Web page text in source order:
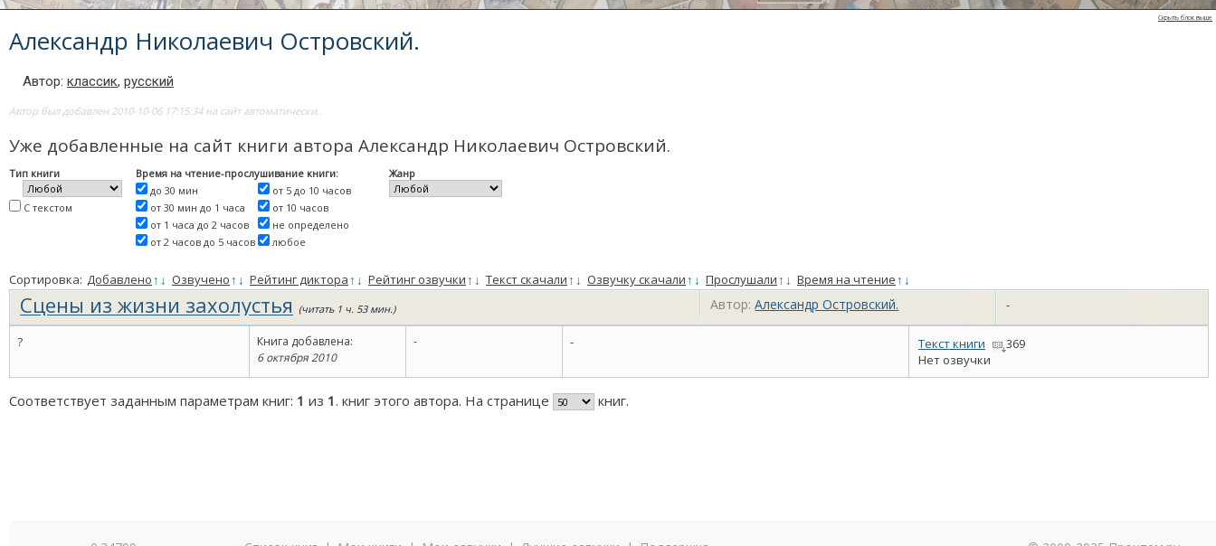
Скрыть блок выше
Александр Николаевич Островский.
Автор: классик, русский
Автор был добавлен 2010-10-06 17:15:34 на сайт автоматически..
Уже добавленные на сайт книги автора Александр Николаевич Островский.
Тип книги
С текстом
Время на чтение-прослушивание книги:
до 30 мин
от 30 мин до 1 часа
от 1 часа до 2 часов
от 2 часов до 5 часов
от 5 до 10 часов
от 10 часов
не определено
любое
Жанр
Сортировка: Добавлено↑ ↓ Озвучено↑ ↓ Рейтинг диктора↑ ↓ Рейтинг озвучки↑ ↓ Текст скачали↑ ↓ Озвучку скачали↑ ↓ Прослушали↑ ↓ Время на чтение↑ ↓
Сцены из жизни захолустья (читать 1 ч. 53 мин.) Автор:Александр Островский. -
?
Книга добавлена:
6 октября 2010
- - Текст книги
369
Нет озвучки
Соответствует заданным параметрам книг: 1 из 1. книг этого автора. На странице книг.